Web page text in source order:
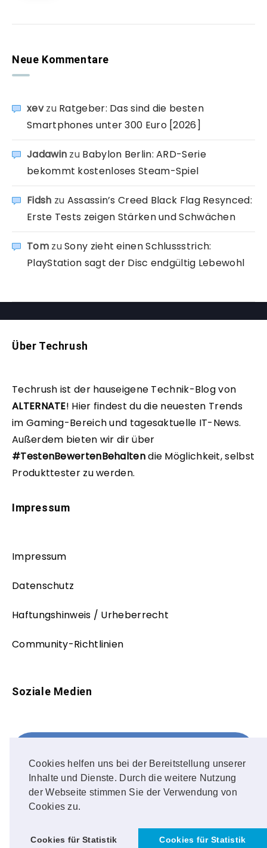
Cookies helfen uns bei der Bereitstellung unserer
Inhalte und Dienste. Durch die weitere Nutzung
der Webseite stimmen Sie der Verwendung von
Cookies zu.
Cookies für Statistik Cookies für Statistik
Neue Kommentare
xevzu Ratgeber: Das sind die besten
Smartphones unter 300 Euro [2026]
Jadawin zu Babylon Berlin: ARD-Serie
bekommt kostenloses Steam-Spiel
Fidsh zu Assassin’s Creed Black Flag Resynced:
Erste Tests zeigen Stärken und Schwächen
TomzuSony zieht einen Schlussstrich:
PlayStation sagt der Disc endgültig Lebewohl
Über Techrush
Techrush ist der hauseigene Technik-Blog von
ALTERNATE! Hier findest du die neuesten Trends
im Gaming-Bereich und tagesaktuelle IT-News.
Außerdem bieten wir dir über
#TestenBewertenBehaltendie Möglichkeit, selbst
Produkttester zu werden.
Impressum
Impressum
Datenschutz
Haftungshinweis / Urheberrecht
Community-Richtlinien
Soziale Medien
FOLLOW ME!
Instagram
OUR PHOTOS!